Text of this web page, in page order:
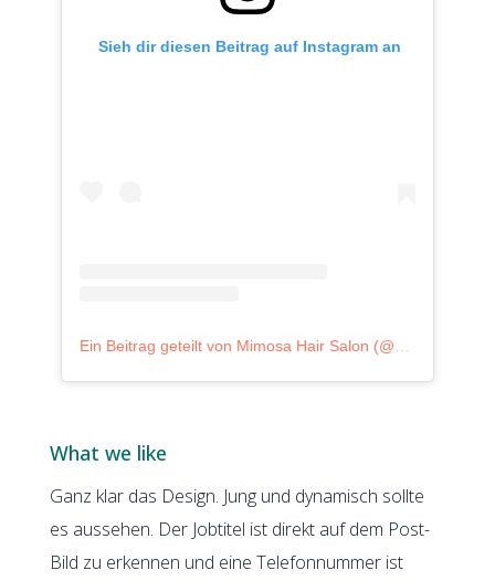
Sieh dir diesen Beitrag auf Instagram an
What we like
Ganz klar das Design. Jung und dynamisch sollte
es aussehen. Der Jobtitel ist direkt auf dem Post-
Bild zu erkennen und eine Telefonnummer ist